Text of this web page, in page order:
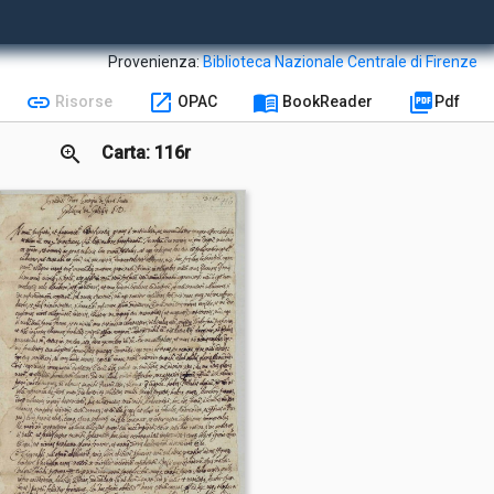
Provenienza:Biblioteca Nazionale Centrale di Firenze
link Risorse open_in_new OPAC menu_book BookReader picture_as_pdf Pdf
zoom_in Carta: 116r